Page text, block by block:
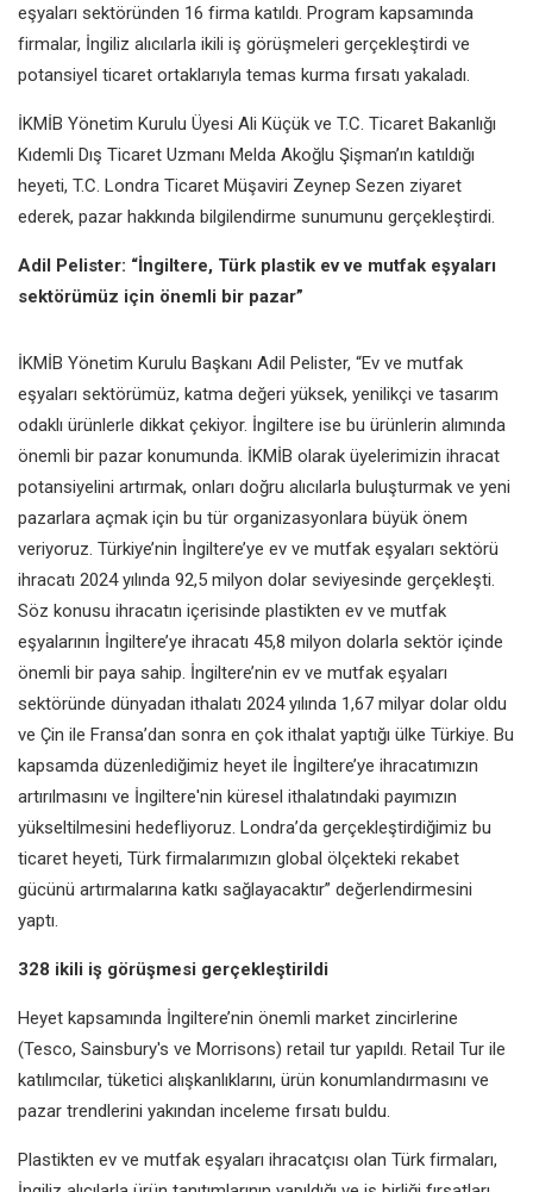
eşyaları sektöründen 16 firma katıldı. Program kapsamında
firmalar, İngiliz alıcılarla ikili iş görüşmeleri gerçekleştirdi ve
potansiyel ticaret ortaklarıyla temas kurma fırsatı yakaladı.
İKMİB Yönetim Kurulu Üyesi Ali Küçük ve T.C. Ticaret Bakanlığı
Kıdemli Dış Ticaret Uzmanı Melda Akoğlu Şişman’ın katıldığı
heyeti, T.C. Londra Ticaret Müşaviri Zeynep Sezen ziyaret
ederek, pazar hakkında bilgilendirme sunumunu gerçekleştirdi.
Adil Pelister: “İngiltere, Türk plastik ev ve mutfak eşyaları
sektörümüz için önemli bir pazar”
İKMİB Yönetim Kurulu Başkanı Adil Pelister, “Ev ve mutfak
eşyaları sektörümüz, katma değeri yüksek, yenilikçi ve tasarım
odaklı ürünlerle dikkat çekiyor. İngiltere ise bu ürünlerin alımında
önemli bir pazar konumunda. İKMİB olarak üyelerimizin ihracat
potansiyelini artırmak, onları doğru alıcılarla buluşturmak ve yeni
pazarlara açmak için bu tür organizasyonlara büyük önem
veriyoruz. Türkiye’nin İngiltere’ye ev ve mutfak eşyaları sektörü
ihracatı 2024 yılında 92,5 milyon dolar seviyesinde gerçekleşti.
Söz konusu ihracatın içerisinde plastikten ev ve mutfak
eşyalarının İngiltere’ye ihracatı 45,8 milyon dolarla sektör içinde
önemli bir paya sahip. İngiltere’nin ev ve mutfak eşyaları
sektöründe dünyadan ithalatı 2024 yılında 1,67 milyar dolar oldu
ve Çin ile Fransa’dan sonra en çok ithalat yaptığı ülke Türkiye. Bu
kapsamda düzenlediğimiz heyet ile İngiltere’ye ihracatımızın
artırılmasını ve İngiltere'nin küresel ithalatındaki payımızın
yükseltilmesini hedefliyoruz. Londra’da gerçekleştirdiğimiz bu
ticaret heyeti, Türk firmalarımızın global ölçekteki rekabet
gücünü artırmalarına katkı sağlayacaktır” değerlendirmesini
yaptı.
328 ikili iş görüşmesi gerçekleştirildi
Heyet kapsamında İngiltere’nin önemli market zincirlerine
(Tesco, Sainsbury's ve Morrisons) retail tur yapıldı. Retail Tur ile
katılımcılar, tüketici alışkanlıklarını, ürün konumlandırmasını ve
pazar trendlerini yakından inceleme fırsatı buldu.
Plastikten ev ve mutfak eşyaları ihracatçısı olan Türk firmaları,